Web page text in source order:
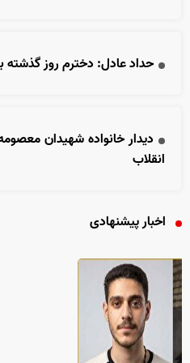
حداد عادل: دخترم روز
دیدار خانواده شهیدان
انقلاب
اخبار پیشنهادی